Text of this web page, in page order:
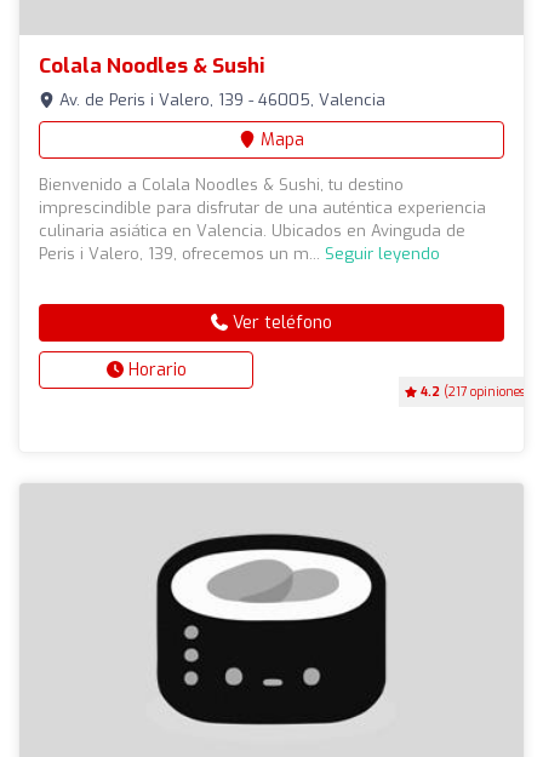
Colala Noodles & Sushi
4.2 (217 opiniones)
Av. de Peris i Valero, 139 - 46005, Valencia
Mapa
Bienvenido a Colala Noodles & Sushi, tu destino
imprescindible para disfrutar de una auténtica experiencia
culinaria asiática en Valencia. Ubicados en Avinguda de
Peris i Valero, 139, ofrecemos un m... Seguir leyendo
Ver teléfono
Horario